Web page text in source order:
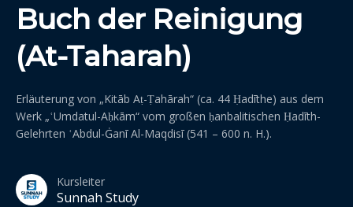
Buch der Reinigung
(At-Taharah)
Erläuterung von „Kitāb Aṭ-Ṭahārah“ (ca. 44 Ḥadīthe) aus dem
Werk „ʿUmdatul-Aḥkām“ vom großen ḥanbalitischen Ḥadīth-
Gelehrten ʿAbdul-Ġanī Al-Maqdisī (541 – 600 n. H.).
Kursleiter
Sunnah Study